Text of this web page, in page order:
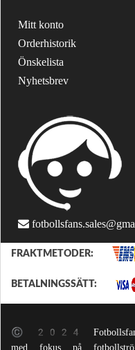
Mitt konto
Orderhistorik
Önskelista
Nyhetsbrev
FRAKTMETODER:
BETALNINGSSÄTT:
© 2024
med fokus på